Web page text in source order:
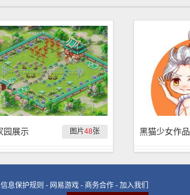
图片48张
园展示 黑猫少女作品
息保护规则 - 网易游戏 - 商务合作 - 加入我们